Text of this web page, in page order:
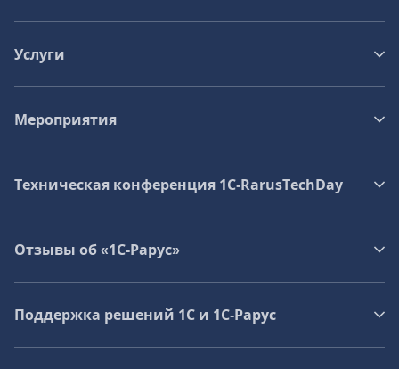
Услуги
Мероприятия
Техническая конференция 1C‑RarusTechDay
Отзывы об «1С-Рарус»
Поддержка решений 1С и 1С‑Рарус